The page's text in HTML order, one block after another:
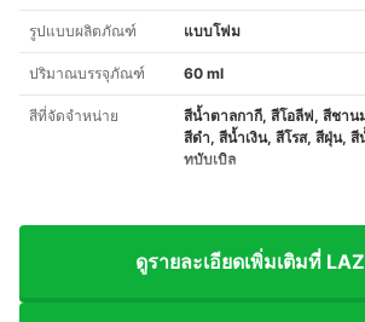
รูปแบบผลิตภัณฑ์ แบบโฟม
ปริมาณบรรจุภัณฑ์ 60 ml
สีที่จัดจำหน่าย
สีน้ำตาลกากี, สีโอลีฟ, สีชาน
สีดำ, สีน้ำเงิน, สีโรส, สีฝุ่น,
ทบับเบิล
ดูรายละเอียดเพิ่มเติมที่